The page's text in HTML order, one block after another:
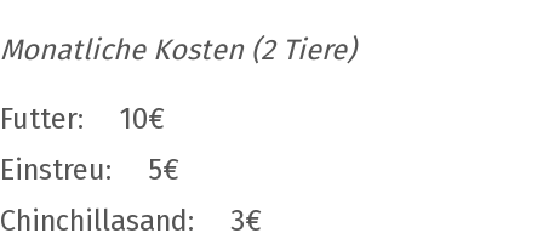
Monatliche Kosten (2 Tiere)
Futter: 10€
Einstreu: 5€
Chinchillasand: 3€